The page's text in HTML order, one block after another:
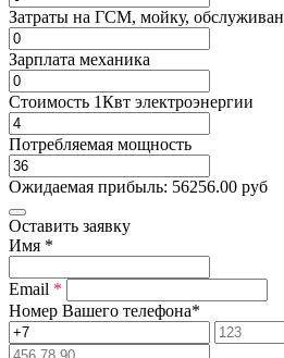
Затраты на ГСМ, мойку,
Зарплата механика
Стоимость 1Квт электроэнергии
Потребляемая мощность
Ожидаемая прибыль: 56256.00 руб
Оставить заявку
Имя *
Email *
Номер Вашего телефона*